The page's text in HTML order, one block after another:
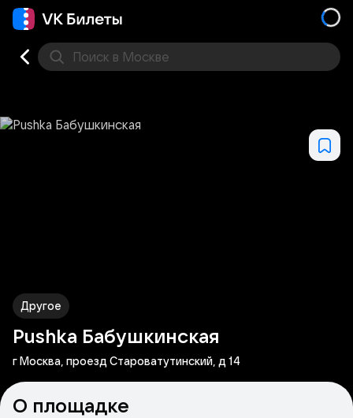
Поиск в Москве
Другое
Pushka Бабушкинская
г Москва, проезд Староватутинский, д 14
О площадке